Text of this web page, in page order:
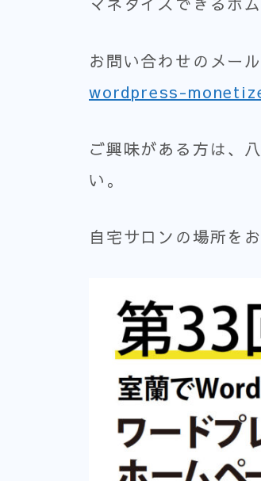
お問い合わせのメー
wordpress-
ご興味がある方は、
い。
自宅サロンの場所を